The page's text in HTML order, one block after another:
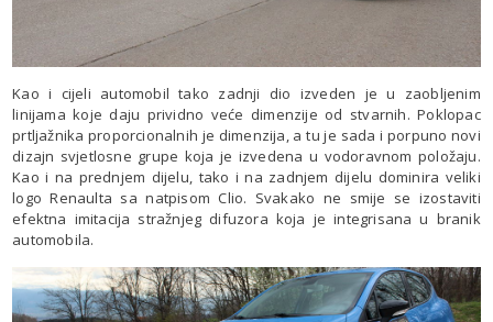
Kao i cijeli automobil tako zadnji dio izveden je u zaobljenim
linijama koje daju prividno veće dimenzije od stvarnih. Poklopac
prtljažnika proporcionalnih je dimenzija, a tu je sada i porpuno novi
dizajn svjetlosne grupe koja je izvedena u vodoravnom položaju.
Kao i na prednjem dijelu, tako i na zadnjem dijelu dominira veliki
logo Renaulta sa natpisom Clio. Svakako ne smije se izostaviti
efektna imitacija stražnjeg difuzora koja je integrisana u branik
automobila.